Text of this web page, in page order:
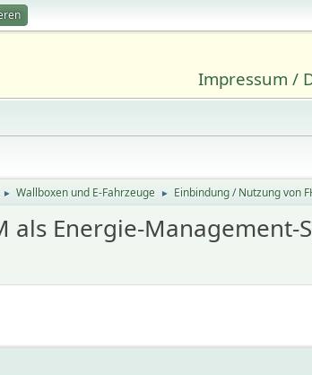
Impressum /
► Wallboxen und E-Fahrzeuge ► Einbindung / Nutzung von
Energie-Management-